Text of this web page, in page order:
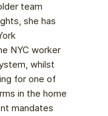
team
she has
NYC worker
whilst
for one of
in the home
mandates